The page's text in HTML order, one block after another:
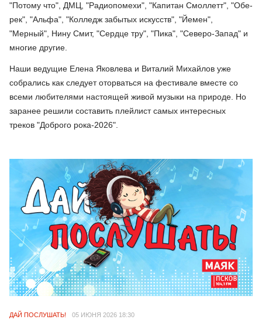
"Потому что", ДМЦ, "Радиопомехи", "Капитан Смоллетт", "Обе-
рек", "Альфа", "Колледж забытых искусств", "Йемен",
"Мерный", Нину Смит, "Сердце тру", "Пика", "Северо-Запад" и
многие другие.
Наши ведущие Елена Яковлева и Виталий Михайлов уже
собрались как следует оторваться на фестивале вместе со
всеми любителями настоящей живой музыки на природе. Но
заранее решили составить плейлист самых интересных
треков "Доброго рока-2026".
ДАЙ ПОСЛУШАТЬ! 05 ИЮНЯ 2026 18:30